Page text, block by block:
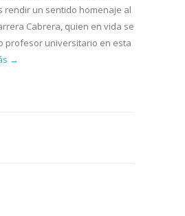
rendir un sentido homenaje al
Cabrera, quien en vida se
profesor universitario en esta
→